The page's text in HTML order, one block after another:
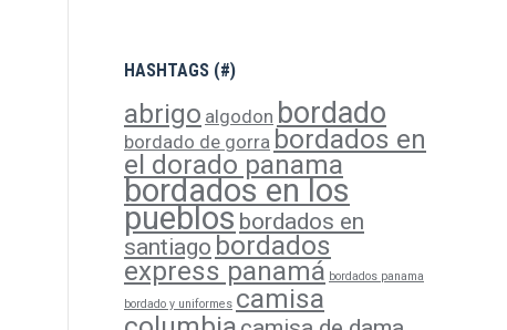
HASHTAGS (#)
abrigo algodon bordado
bordado de gorra bordados en
el dorado panama
bordados en los
pueblosbordados en
santiago bordados
express panamá bordados panama
bordado y uniformes camisa